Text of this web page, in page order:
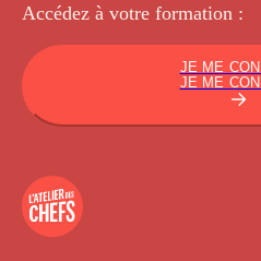
Accédez à votre formation :
JE ME
JE ME